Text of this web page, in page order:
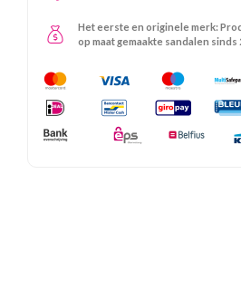
Het eerste en originele merk:
op maat gemaakte sandalen sinds